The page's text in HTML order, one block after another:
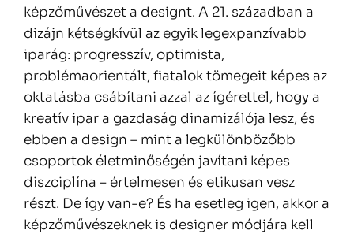
képzőművészet a designt. A 21. században a
dizájn kétségkívül az egyik legexpanzívabb
iparág: progresszív, optimista,
problémaorientált, fiatalok tömegeit képes az
oktatásba csábítani azzal az ígérettel, hogy a
kreatív ipar a gazdaság dinamizálója lesz, és
ebben a design – mint a legkülönbözőbb
csoportok életminőségén javítani képes
diszciplína – értelmesen és etikusan vesz
részt. De így van-e? És ha esetleg igen, akkor a
képzőművészeknek is designer módjára kell